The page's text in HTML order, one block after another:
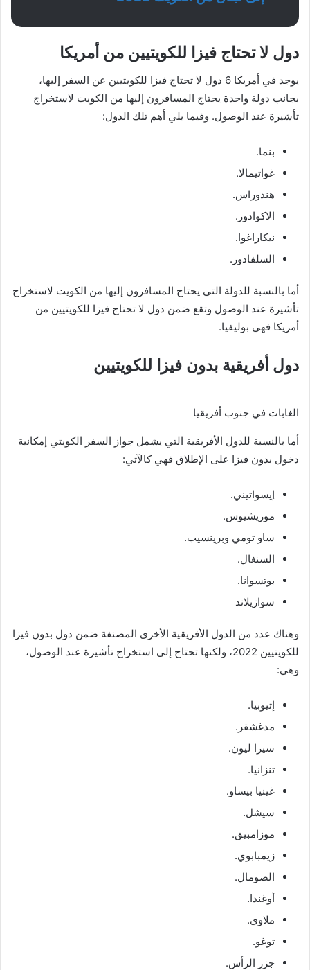
دول لا تحتاج فيزا للكويتيين من أمريكا
يوجد في أمريكا 6 دول لا تحتاج فيزا للكويتيين عن السفر إليها،
بجانب دولة واحدة يحتاج المسافرون إليها من الكويت لاستخراج
تأشيرة عند الوصول. وفيما يلي أهم تلك الدول:
بنما.
غواتيمالا.
هندوراس.
الاكوادور.
نيكاراغوا.
السلفادور.
أما بالنسبة للدولة التي يحتاج المسافرون إليها من الكويت لاستخراج
تأشيرة عند الوصول وتقع ضمن دول لا تحتاج فيزا للكويتيين من
أمريكا فهي بوليفيا.
دول أفريقية بدون فيزا للكويتيين
الغابات في جنوب أفريقيا
أما بالنسبة للدول الأفريقية التي يشمل جواز السفر الكويتي إمكانية
دخول بدون فيزا على الإطلاق فهي كالآتي:
إيسواتيني.
موريشيوس.
ساو تومي وبرينسيب.
السنغال.
بوتسوانا.
سوازيلاند
وهناك عدد من الدول الأفريقية الأخرى المصنفة ضمن دول بدون فيزا
للكويتيين 2022، ولكنها تحتاج إلى استخراج تأشيرة عند الوصول،
وهي:
إثيوبيا.
مدغشقر.
سيرا ليون.
تنزانيا.
غينيا بيساو.
سيشل.
موزامبيق.
زيمبابوي.
الصومال.
أوغندا.
ملاوي.
توغو.
جزر الرأس.